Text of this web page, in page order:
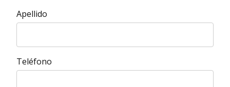
Apellido
Teléfono